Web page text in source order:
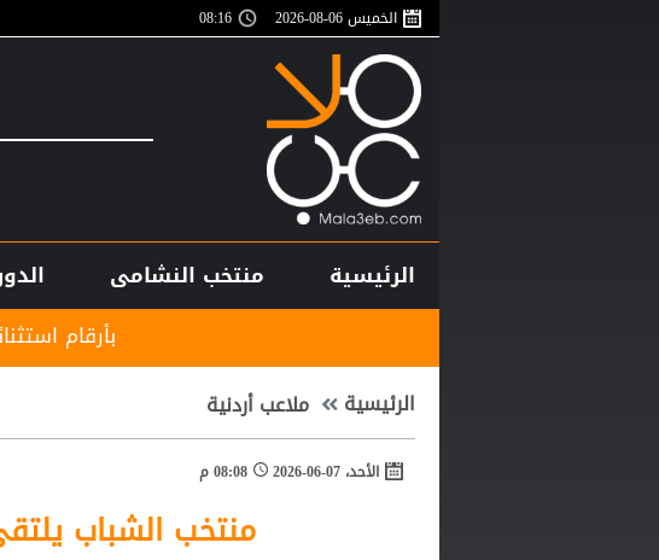
الخميس 06-08-2026 08:16
الرئيسية منتخب النشامى
بأرقام استثنائية.. هل
الرئيسية ملاعب أردنية
الأحد، 07-06-2026 08:08 م
منتخب الشباب